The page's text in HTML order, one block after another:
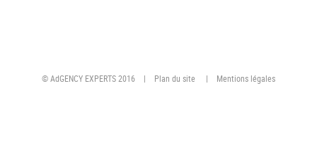
© AdGENCY EXPERTS 2016 | Plan du site | Mentions légales